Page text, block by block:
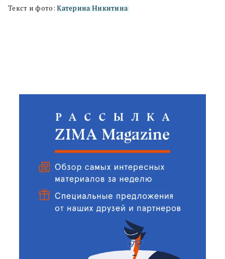
Текст и фото:Катерина Никитина